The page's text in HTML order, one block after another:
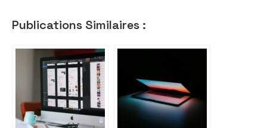
Publications Similaires :